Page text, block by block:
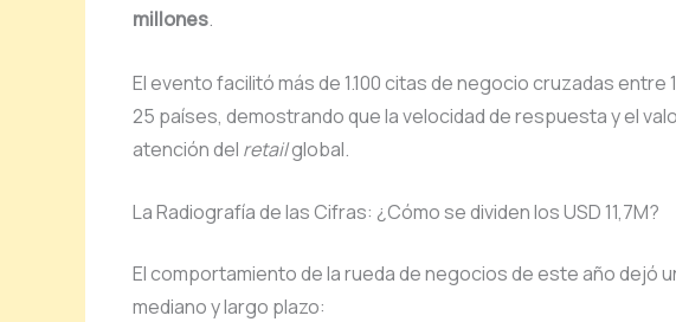
millones.
El evento facilitó más de 1.100 citas de negocio cruzadas
25 países, demostrando que la velocidad de respuesta y el
atención del retailglobal.
La Radiografía de las Cifras: ¿Cómo se dividen los USD 11,7M?
El comportamiento de la rueda de negocios de este año dejó
mediano y largo plazo: